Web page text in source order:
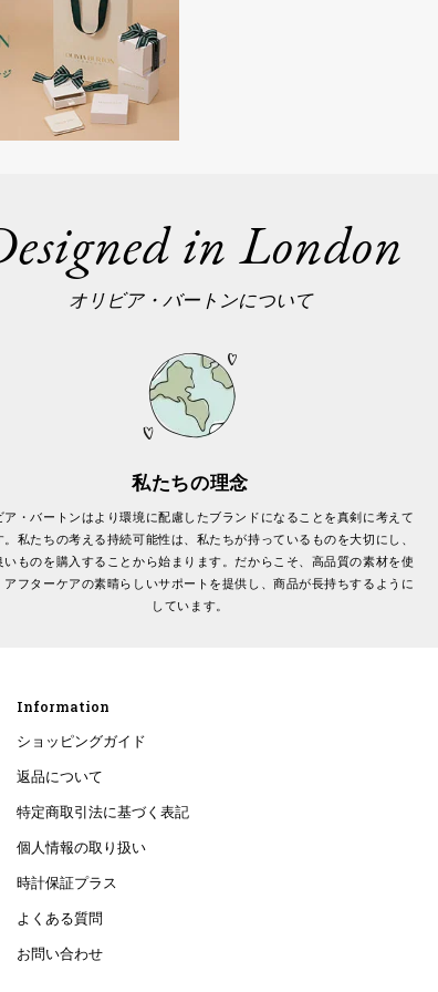
in London
オリビア・バートンについて
私たちの理念
ア・バートンはより環境に配慮したブランドになることを真剣に考えて
。私たちの考える持続可能性は、私たちが持っているものを大切にし、
いものを購入することから始まります。だからこそ、高品質の素材を使
アフターケアの素晴らしいサポートを提供し、商品が長持ちするように
しています。
Information
ショッピングガイド
返品について
特定商取引法に基づく表記
個人情報の取り扱い
時計保証プラス
よくある質問
お問い合わせ